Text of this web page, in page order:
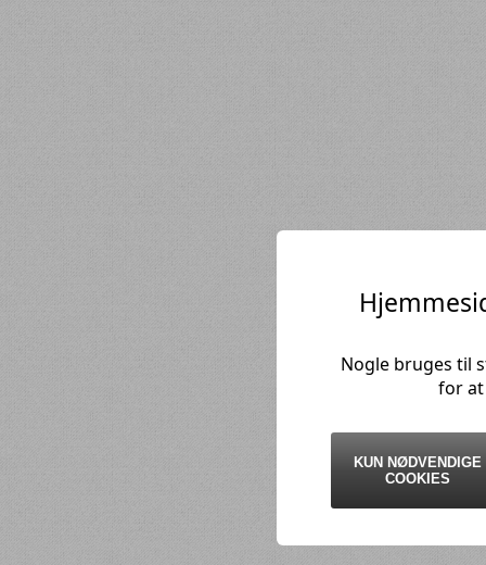
Nogle bruges til
for
KUN NØDVENDIGE
COOKIES